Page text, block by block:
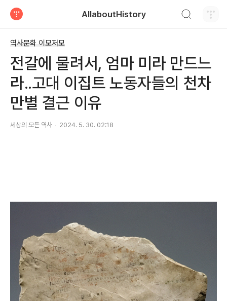
AllaboutHistory
역사문화 이모저모
전갈에 물려서, 엄마 미라 만드느
라..고대 이집트 노동자들의 천차
만별 결근 이유
세상의 모든 역사 2024. 5. 30. 02:18